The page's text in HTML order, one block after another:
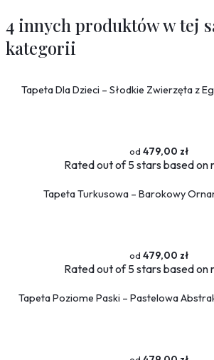
4 innych produktów w tej
kategorii
Tapeta Dla Dzieci – Słodkie Zwierzęta z
479,00 zł
Ratedout of 5 stars based on
Tapeta Turkusowa – Barokowy
479,00 zł
Ratedout of 5 stars based on
Tapeta Poziome Paski – Pastelowa